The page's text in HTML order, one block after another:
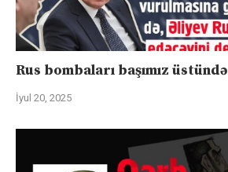
Rus bombaları başımız üstündə
İyul 20, 2025